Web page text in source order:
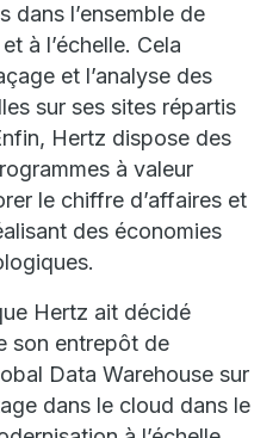
dans l’ensemble de
à l’échelle. Cela
et l’analyse des
sur ses sites répartis
Hertz dispose des
à valeur
le chiffre d’affaires et
des économies
Hertz ait décidé
son entrepôt de
Data Warehouse sur
dans le cloud dans le